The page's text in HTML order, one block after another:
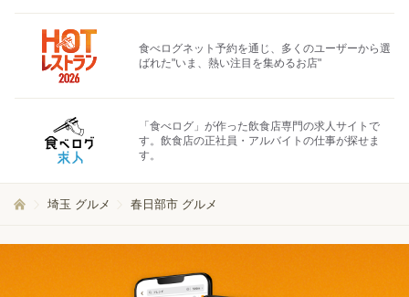
食べログネット予約を通じ、多くのユーザーから選
ばれた"いま、熱い注目を集めるお店"
「食べログ」が作った飲食店専門の求人サイトで
す。飲食店の正社員・アルバイトの仕事が探せま
す。
埼玉 グルメ 春日部市 グルメ